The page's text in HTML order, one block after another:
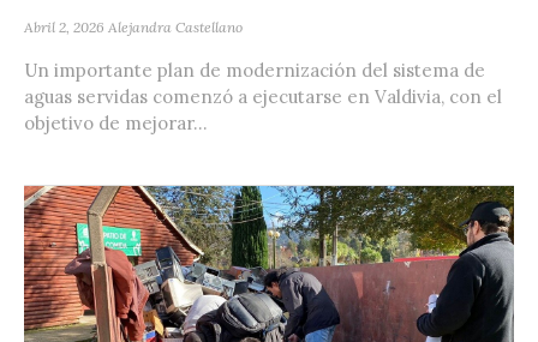
Abril 2, 2026 Alejandra Castellano
Un importante plan de modernización del sistema de
aguas servidas comenzó a ejecutarse en Valdivia, con el
objetivo de mejorar...